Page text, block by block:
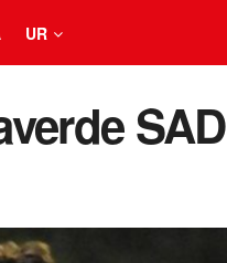
UR
SAD